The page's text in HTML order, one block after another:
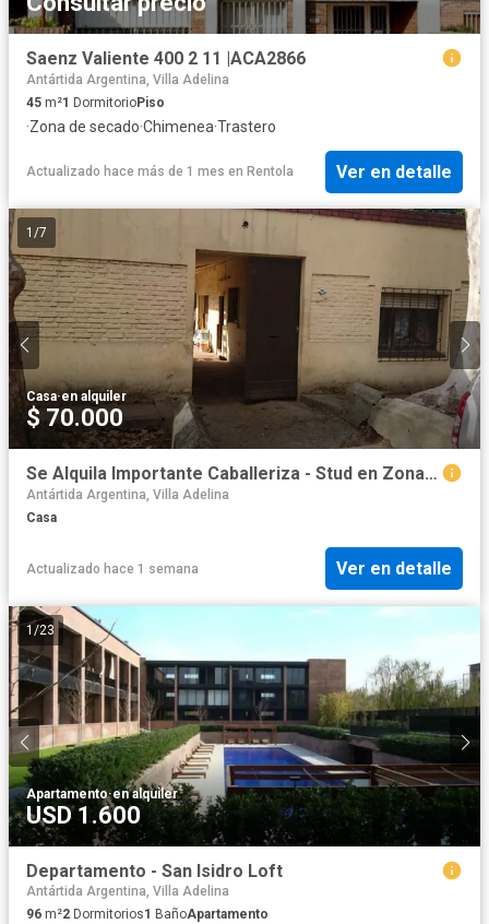
Saenz Valiente 400 2 11 |ACA2866
Antártida Argentina, Villa Adelina
45 m²1 DormitorioPiso
·Zona de secado·Chimenea·Trastero
Actualizado hace más de 1 mes en Rentola Ver en detalle
1 /7
Casa·en alquiler
$ 70.000
Se Alquila Importante Caballeriza - Stud en Zona Martínez
Antártida Argentina, Villa Adelina
Casa
Actualizado hace 1 semana Ver en detalle
1 /23
Apartamento·en alquiler
USD 1.600
Departamento - San Isidro Loft
Antártida Argentina, Villa Adelina
96 m²2 Dormitorios1 BañoApartamento